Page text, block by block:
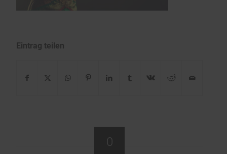
Eintrag teilen
0